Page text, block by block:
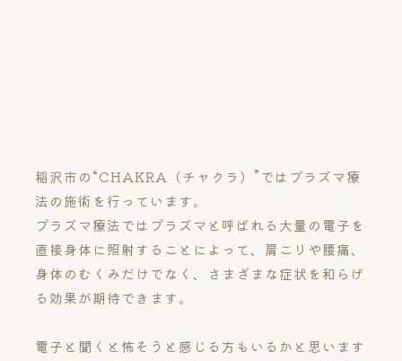
稲沢市の“CHAKRA（チャクラ）”ではプラズマ療
法の施術を行っています。
プラズマ療法ではプラズマと呼ばれる大量の電子を
直接身体に照射することによって、肩こりや腰痛、
身体のむくみだけでなく、さまざまな症状を和らげ
る効果が期待できます。
電子と聞くと怖そうと感じる方もいるかと思います